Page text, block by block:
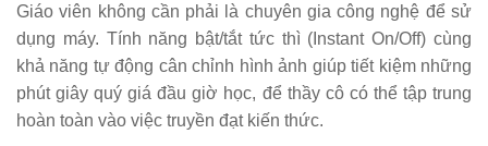
Giáo viên không cần phải là chuyên gia công nghệ để sử
dụng máy. Tính năng bật/tắt tức thì (Instant On/Off) cùng
khả năng tự động cân chỉnh hình ảnh giúp tiết kiệm những
phút giây quý giá đầu giờ học, để thầy cô có thể tập trung
hoàn toàn vào việc truyền đạt kiến thức.